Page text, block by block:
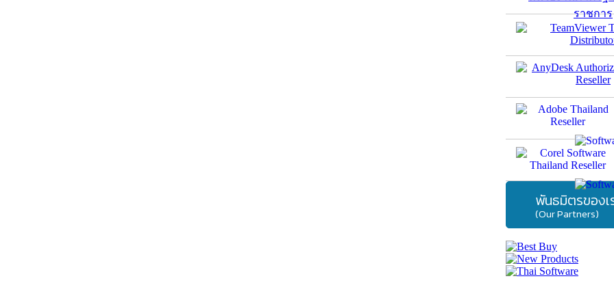
พันธมิตรของเ
(Our Partners)